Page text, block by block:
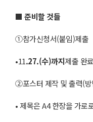
■ 준비할 것들
①참가신청서(붙임)제출
•11.27.(수)까지제출 완
②포스터 제작 및 출력(방
• 제목은 A4 한장을 가로